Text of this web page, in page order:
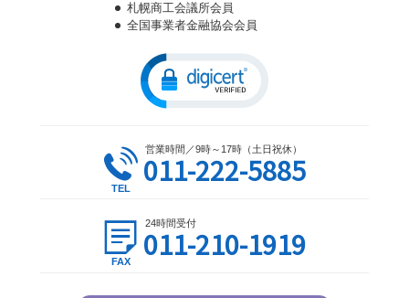
札幌商工会議所会員
全国事業者金融協会会員
営業時間／9時～17時（土日祝休）
011-222-5885
24時間受付
011-210-1919